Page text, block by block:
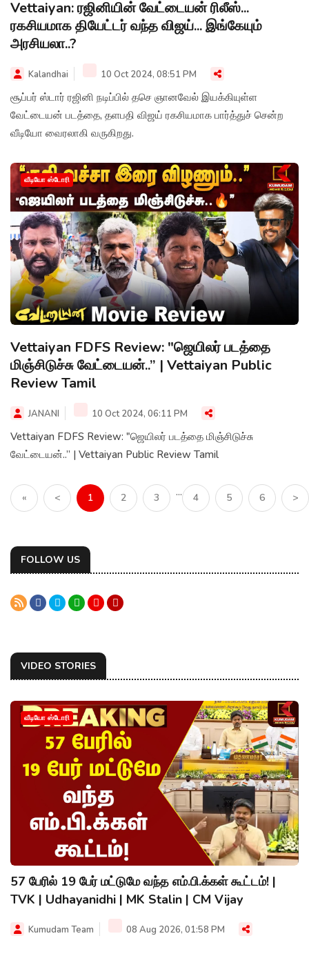
Vettaiyan: ரஜினியின் வேட்டையன் ரிலீஸ்...
ரகசியமாக தியேட்டர் வந்த விஜய்... இங்கேயும்
அரசியலா..?
Kalandhai 10 Oct 2024, 08:51 PM
சூப்பர் ஸ்டார் ரஜினி நடிப்பில் தசெ ஞானவேல் இயக்கியுள்ள
வேட்டையன் படத்தை, தளபதி விஜய் ரகசியமாக பார்த்துச் சென்ற
வீடியோ வைரலாகி வருகிறது.
வீடியோ ஸ்டோரி
Vettaiyan FDFS Review: "ஜெயிலர் படத்தை
மிஞ்சிடுச்சு வேட்டையன்..” | Vettaiyan Public
Review Tamil
JANANI 10 Oct 2024, 06:11 PM
Vettaiyan FDFS Review: "ஜெயிலர் படத்தை மிஞ்சிடுச்சு
வேட்டையன்..” | Vettaiyan Public Review Tamil
« < 1 2 3 ... 4 5 6 >
FOLLOW US
VIDEO STORIES
வீடியோ ஸ்டோரி
57 பேரில் 19 பேர் மட்டுமே வந்த எம்.பி.க்கள் கூட்டம்! |
TVK | Udhayanidhi | MK Stalin | CM Vijay
Kumudam Team 08 Aug 2026, 01:58 PM